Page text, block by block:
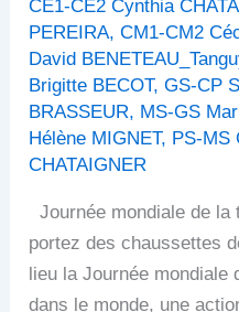
CE1-CE2 Cynthia
PEREIRA,CM1-CM2
David
Brigitte BECOT,GS-CP
BRASSEUR, MS-GS
Hélène MIGNET, PS-MS
CHATAIGNER
Journée mondiale de
portez des chaussettes
lieu la Journée mondiale
dans le monde, une